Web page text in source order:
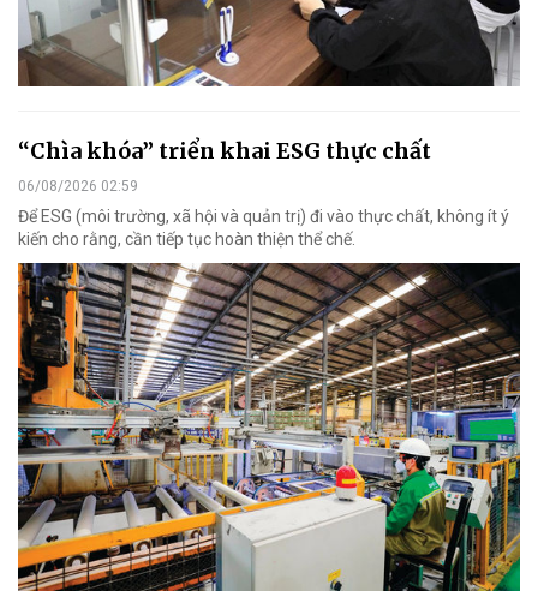
“Chìa khóa” triển khai ESG thực chất
06/08/2026 02:59
Để ESG (môi trường, xã hội và quản trị) đi vào thực chất, không ít ý
kiến cho rằng, cần tiếp tục hoàn thiện thể chế.